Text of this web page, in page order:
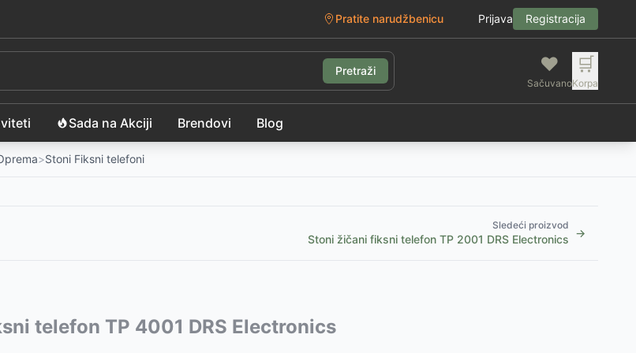
Pratite narudžbenicu Prijava Registracija
Pretraži ❤️
Sačuvano
🛒
Korpa
Sada na Akciji Brendovi Blog
>Stoni Fiksni telefoni
Sledeći proizvod
Stoni žičani fiksni telefon TP 2001 DRS Electronics →
telefon TP 4001 DRS Electronics